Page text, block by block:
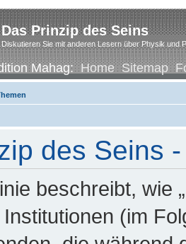
Das Prinzip des Seins
Diskutieren Sie mit anderen Lesern über Physik und
Mahag:Home Sitemap
des Seins
beschreibt, wie
(im